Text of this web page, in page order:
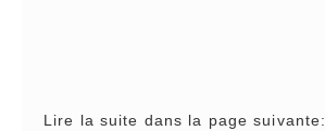
Lire la suite dans la page suivante: